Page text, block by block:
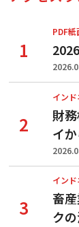
PDF紙
イン
財
イ
イン
畜
ク